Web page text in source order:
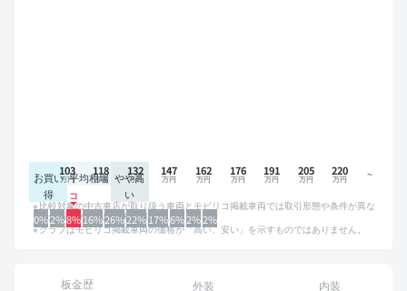
お買い
得
平均相場 やや高
い
0%2%8%16%26%22%17%6%2%2%
103 118 132 147 162 176 191 205 220
比較対象の中古車店が取り扱う車両とモビリコ掲載車両では取引形態や条件が異な
るため、グラフは参考情報です。
グラフはモビリコ掲載車両の価格が「高い、安い」を示すものではありません。
板金歴 外装 内装